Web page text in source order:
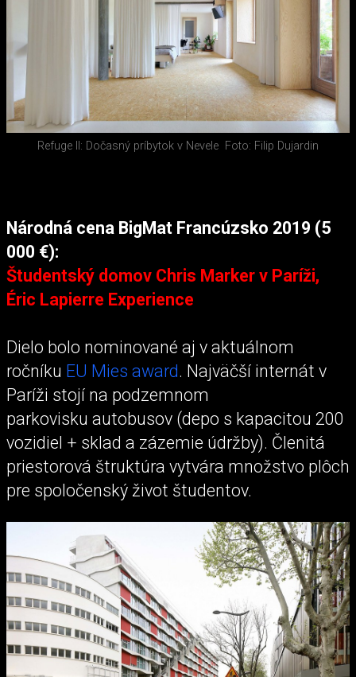
Refuge II: Dočasný príbytok v Nevele Foto: Filip Dujardin
Národná cena BigMat Francúzsko 2019 (5
000 €):
Študentský domov Chris Marker v Paríži,
Éric Lapierre Experience
Dielo bolo nominované aj v aktuálnom
ročníku EU Mies award. Najväčší internát v
Paríži stojí na podzemnom
parkovisku autobusov (depo s kapacitou 200
vozidiel + sklad a zázemie údržby). Členitá
priestorová štruktúra vytvára množstvo plôch
pre spoločenský život študentov.